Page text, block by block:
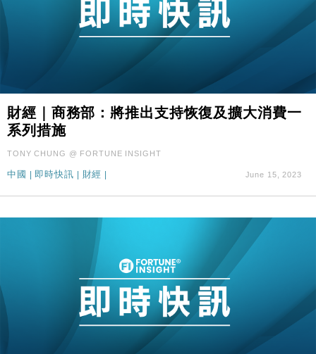
財經｜商務部：將推出支持恢復及擴大消費一
系列措施
TONY CHUNG @ FORTUNE INSIGHT
中國 | 即時快訊 | 財經 | June 15, 2023